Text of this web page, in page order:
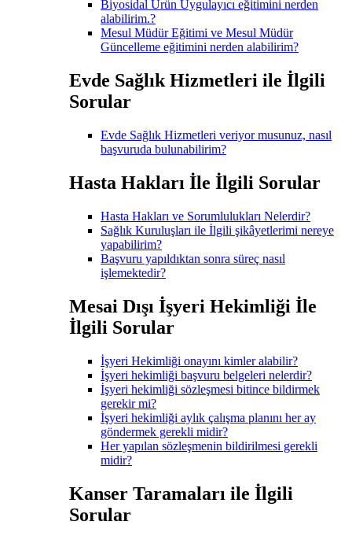
Biyosidal Ürün Uygulayıcı eğitimini nerden
alabilirim.?
Mesul Müdür Eğitimi ve Mesul Müdür
Güncelleme eğitimini nerden alabilirim?
Evde Sağlık Hizmetleri ile İlgili
Sorular
Evde Sağlık Hizmetleri veriyor musunuz, nasıl
başvuruda bulunabilirim?
Hasta Hakları İle İlgili Sorular
Hasta Hakları ve Sorumlulukları Nelerdir?
Sağlık Kuruluşları ile İlgili şikâyetlerimi nereye
yapabilirim?
Başvuru yapıldıktan sonra süreç nasıl
işlemektedir?
Mesai Dışı İşyeri Hekimliği İle
İlgili Sorular
İşyeri Hekimliği onayını kimler alabilir?
İşyeri hekimliği başvuru belgeleri nelerdir?
İşyeri hekimliği sözleşmesi bitince bildirmek
gerekir mi?
İşyeri hekimliği aylık çalışma planını her ay
göndermek gerekli midir?
Her yapılan sözleşmenin bildirilmesi gerekli
midir?
Kanser Taramaları ile İlgili
Sorular